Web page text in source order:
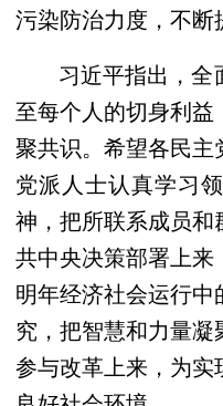
污染防治力度，不断
习近平指出，全
至每个人的切身利
聚共识。希望各民
党派人士认真学习
神，把所联系成员
共中央决策部署上
明年经济社会运行
究，把智慧和力量凝
参与改革上来，为